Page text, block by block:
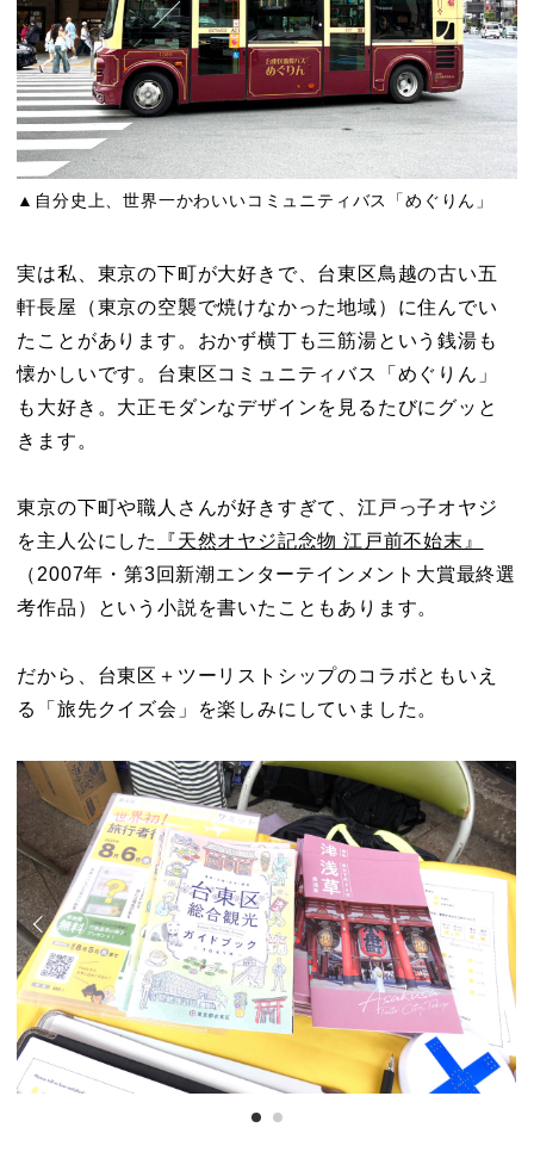
▲自分史上、世界一かわいいコミュニティバス「めぐりん」
実は私、東京の下町が大好きで、台東区鳥越の古い五
軒長屋（東京の空襲で焼けなかった地域）に住んでい
たことがあります。おかず横丁も三筋湯という銭湯も
懐かしいです。台東区コミュニティバス「めぐりん」
も大好き。大正モダンなデザインを見るたびにグッと
きます。
東京の下町や職人さんが好きすぎて、江戸っ子オヤジ
を主人公にした
『天然オヤジ記念物 江戸前不始末』
（2007年・第3回新潮エンターテインメント大賞最終選
考作品）という小説を書いたこともあります。
だから、台東区＋ツーリストシップのコラボともいえ
る「旅先クイズ会」を楽しみにしていました。